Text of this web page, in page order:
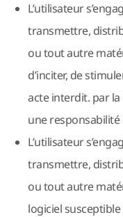
L’utilisateur
transmettre,
ou tout autre
d’inciter, de
acte interdit. par
une responsabilité
L’utilisateur
transmettre,
ou tout autre
logiciel